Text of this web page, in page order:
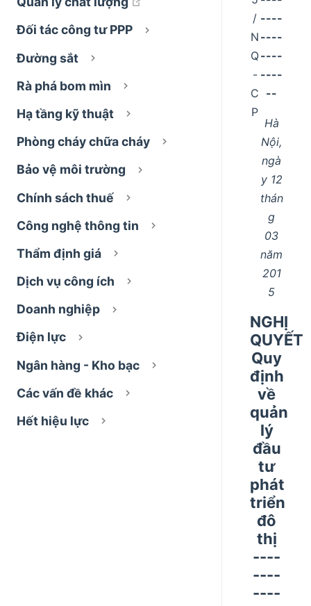
Đối tác công tư PPP
Đường sắt
Rà phá bom mìn
Hạ tầng kỹ thuật
Phòng cháy chữa cháy
Bảo vệ môi trường
Chính sách thuế
Công nghệ thông tin
Thẩm định giá
Dịch vụ công ích
Doanh nghiệp
Điện lực
Ngân hàng - Kho bạc
Các vấn đề khác
Hết hiệu lực
/
N
Q
-
C
P
----
----
----
----
--
Hà
Nội,
ngà
y 12
thán
g
03
năm
201
5
NGHỊ
QUYẾT
Quy
định
về
quản
lý
đầu
tư
phát
triển
đô
thị
----
----
----